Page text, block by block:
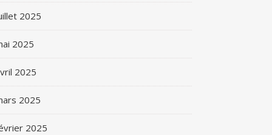
2025
2025
2025
2025
2025